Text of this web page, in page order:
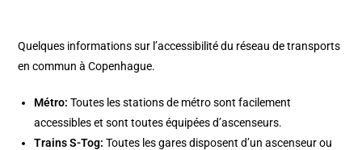
Quelques informations sur l’accessibilité du réseau de transports
en commun à Copenhague.
Métro:Toutes les stations de métro sont facilement
accessibles et sont toutes équipées d’ascenseurs.
Trains S-Tog:Toutes les gares disposent d’un ascenseur ou